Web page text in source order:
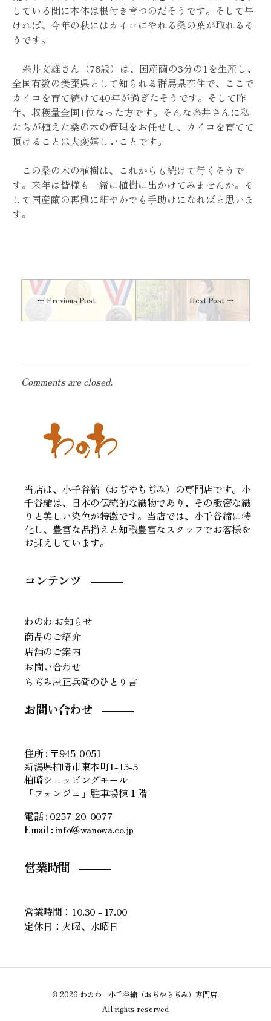
している間に本体は根付き育つのだそうです。そして早
ければ、今年の秋にはカイコにやれる桑の葉が取れるそ
うです。
糸井文雄さん（78歳）は、国産繭の3分の1を生産し、
全国有数の養蚕県として知られる群馬県在住で、ここで
カイコを育て続けて40年が過ぎたそうです。そして昨
年、収穫量全国1位なった方です。そんな糸井さんに私
たちが植えた桑の木の管理をお任せし、カイコを育てて
頂けることは大変嬉しいことです。
この桑の木の植樹は、これからも続けて行くそうで
す。来年は皆様も一緒に植樹に出かけてみませんか。そ
して国産繭の再興に細やかでも手助けになればと思いま
す。
Previous Post Next Post
Comments are closed.
当店は、小千谷縮（おぢやちぢみ）の専門店です。小
千谷縮は、日本の伝統的な織物であり、その緻密な織
りと美しい染色が特徴です。当店では、小千谷縮に特
化し、豊富な品揃えと知識豊富なスタッフでお客様を
お迎えしています。
コンテンツ
わのわ お知らせ
商品のご紹介
店舗のご案内
お問い合わせ
ちぢみ屋正兵衛のひとり言
お問い合わせ
住所:〒945-0051
新潟県柏崎市東本町1-15-5
柏崎ショッピングモール
「フォンジェ」駐車場棟１階
電話 :0257-20-0077
Email :info＠wanowa.co.jp
営業時間
営業時間： 10.30 - 17.00
定休日： 火曜、水曜日
© 2026 わのわ - 小千谷縮（おぢやちぢみ）専門店.
All rights reserved